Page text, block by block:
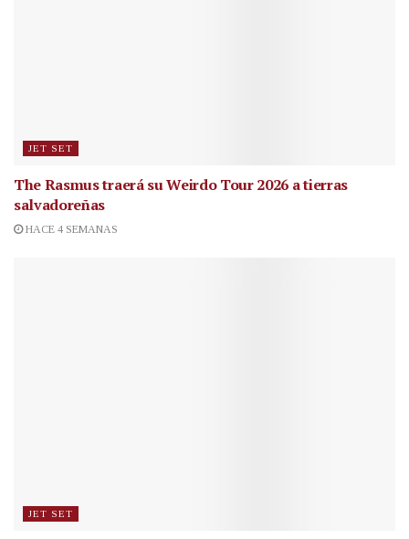
JET SET
The Rasmus traerá su Weirdo Tour 2026 a tierras
salvadoreñas
HACE 4 SEMANAS
JET SET